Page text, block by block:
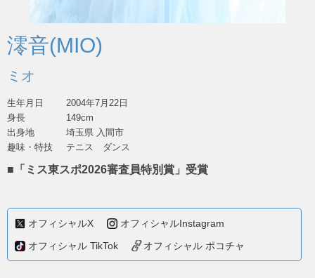
澪音(MIO)
ミオ
生年月日
2004年7月22日
身長
149cm
出身地
埼玉県 入間市
趣味・特技
テニス ダンス
■「ミス東スポ2026審査員特別賞」受賞
オフィシャルX
オフィシャルInstagram
オフィシャル TikTok
オフィシャル ポコチャ